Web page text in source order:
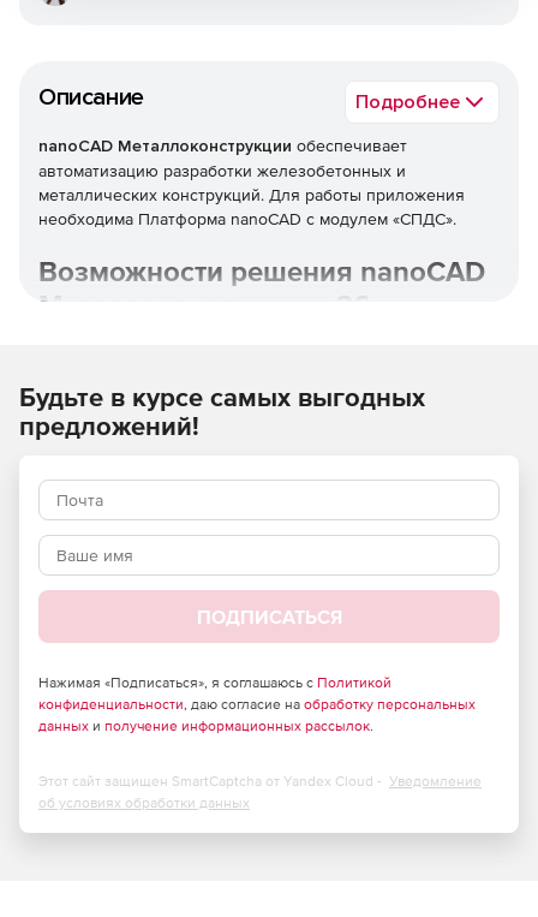
Описание Подробнее
nanoCAD Металлоконструкции обеспечивает
автоматизацию разработки железобетонных и
металлических конструкций. Для работы приложения
необходима Платформа nanoCAD с модулем «СПДС».
Возможности решения nanoCAD
Металлоконструкции 26
Доступно создание колонн, балок, пластин, болтов и
быстро редактировать элементы, без ручных
исправлений и лишних операций.
Возможнось создания и атообновления из 3D-модели
в 2D-проекционные виды: при изменении модели
чертежи перестраиваются сами, что исключает
ручную перерисовку и снижает риск ошибок в
Реализована настройка групп в спецификации,
добавлен учет ограждений в ведомости
документов избавляют от лишних проверок.
В библиотеку добавлены профили по ТУ 24.33.11-004-
Будьте в курсе самых выгодных
предложений!
ПОДПИСАТЬСЯ
Нажимая «Подписаться», я соглашаюсь с Политикой
конфиденциальности, даю согласие на обработку персональных
данных и получение информационных рассылок.
Этот сайт защищен SmartCaptcha от Yandex Cloud - Уведомление
об условиях обработки данных